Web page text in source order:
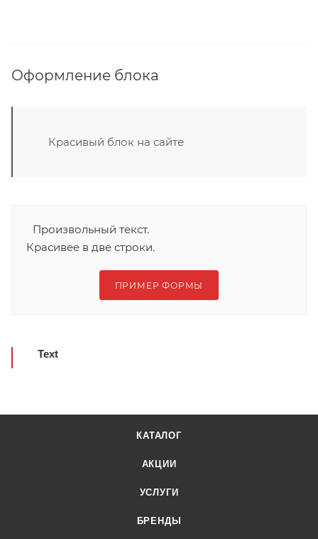
Оформление блока
Красивый блок на сайте
Произвольный текст.
Красивее в две строки.
ПРИМЕР ФОРМЫ
Text
КАТАЛОГ
АКЦИИ
УСЛУГИ
БРЕНДЫ